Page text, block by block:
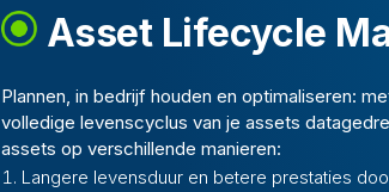
Asset Lifecycle
Plannen, in bedrijf houden en optimaliseren:
volledige levenscyclus van je assets
assets op verschillende manieren:
Langere levensduur en betere prestaties